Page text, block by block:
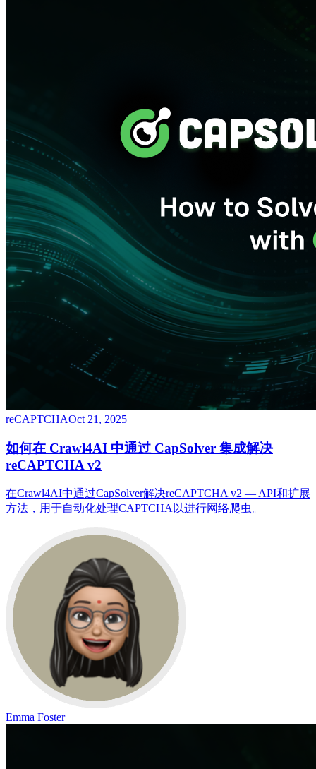
reCAPTCHAOct 21, 2025
如何在 Crawl4AI 中通过 CapSolver 集成解决
reCAPTCHA v2
在Crawl4AI中通过CapSolver解决reCAPTCHA v2 — API和扩展
方法，用于自动化处理CAPTCHA以进行网络爬虫。
Emma Foster